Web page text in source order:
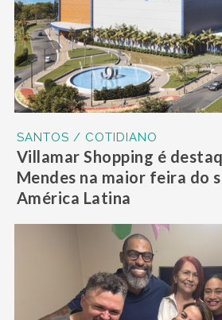
SANTOS / COTIDIANO
Villamar Shopping é
Mendes na maior feira do
América Latina